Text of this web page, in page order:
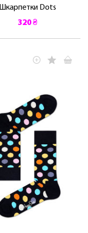
Шкарпетки Dots
320 ₴